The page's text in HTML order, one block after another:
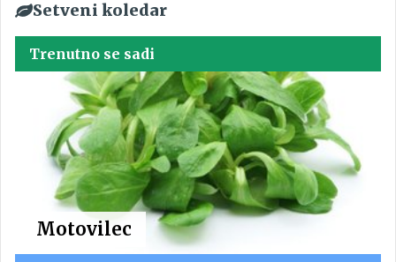
Setveni koledar
Trenutno se sadi
Motovilec